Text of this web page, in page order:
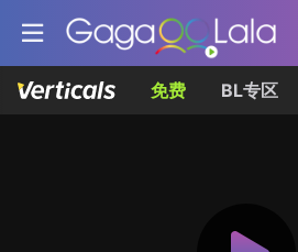
免费 BL专区